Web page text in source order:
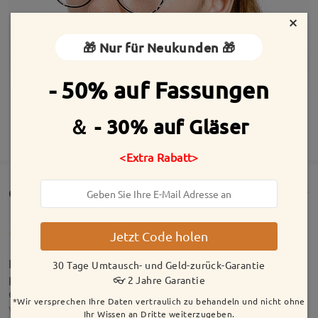
MEHR ANZEIGEN
Customer Reviews(289)
Ich war zuerst etwas skeptisch, aber bin sehr
positiv überrascht worden!! Das Gestell und auch
die Gläser sind genau passend ausgefallen und
werde mir auch wieder die nächste Brille dort
×
🎁 Nur für Neukunden 🎁
- 50% auf Fassungen
＆ - 30% auf Gläser
<Extra Rabatt>
Jetzt Code holen
30 Tage Umtausch- und Geld-zurück-Garantie
👓 2 Jahre Garantie
*Wir versprechen Ihre Daten vertraulich zu behandeln und nicht ohne
Ihr Wissen an Dritte weiterzugeben.